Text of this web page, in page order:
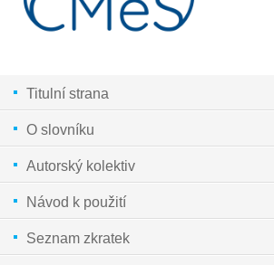
Titulní strana
O slovníku
Autorský kolektiv
Návod k použití
Seznam zkratek